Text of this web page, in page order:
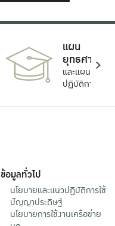
แผน
ยุทธศาสตร์
และแผน
ปฏิบัติการ
ข้อมูลทั่วไป
นโยบายและแนวปฏิบัติการใช้
ปัญญาประดิษฐ์
นโยบายการใช้งานเครือข่าย